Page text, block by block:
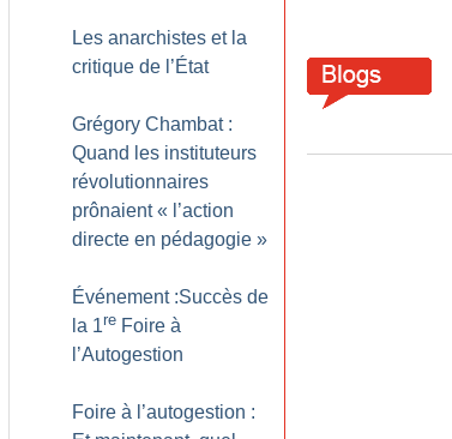
Les anarchistes et la
critique de l’État
Grégory Chambat :
Quand les instituteurs
révolutionnaires
prônaient « l’action
directe en pédagogie »
Événement :Succès de
la 1re Foire à
l’Autogestion
Foire à l’autogestion :